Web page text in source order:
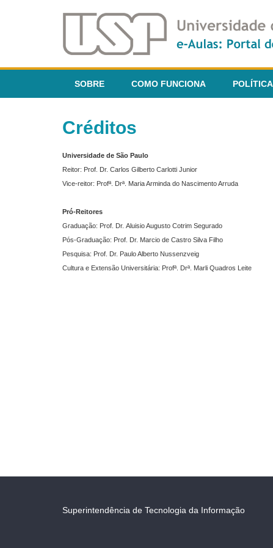
SOBRE COMO FUNCIONA
Créditos
Universidade de São Paulo
Reitor: Prof. Dr. Carlos Gilberto Carlotti Junior
Vice-reitor: Profª. Drª. Maria Arminda do Nascimento Arruda
Pró-Reitores
Graduação: Prof. Dr. Aluisio Augusto Cotrim Segurado
Pós-Graduação: Prof. Dr. Marcio de Castro Silva Filho
Pesquisa: Prof. Dr. Paulo Alberto Nussenzveig
Cultura e Extensão Universitária: Profª. Drª. Marli Quadros Leite
Superintendência de Tecnologia da Informação